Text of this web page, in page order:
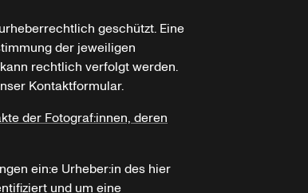
geschützt. Eine
der jeweiligen
rechtlich verfolgt werden.
Kontaktformular.
der Fotograf:innen, deren
ein:e Urheber:in des hier
und um eine